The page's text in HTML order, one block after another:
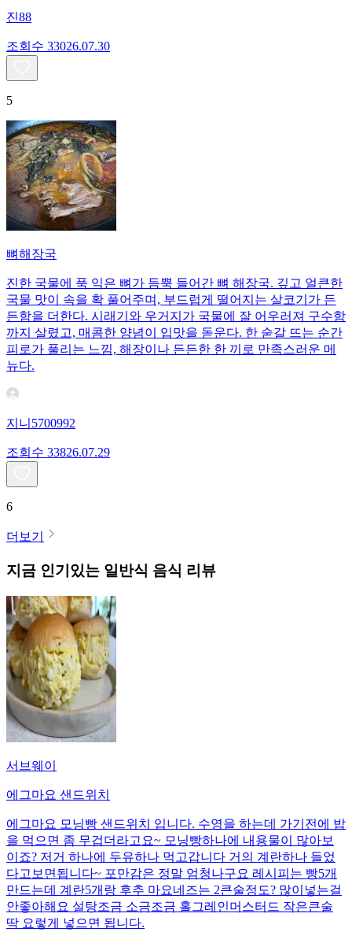
진88
조회수 33026.07.30
5
뼈해장국
진한 국물에 푹 익은 뼈가 듬뿍 들어간 뼈 해장국. 깊고 얼큰한
국물 맛이 속을 확 풀어주며, 부드럽게 떨어지는 살코기가 든
든함을 더한다. 시래기와 우거지가 국물에 잘 어우러져 구수함
까지 살렸고, 매콤한 양념이 입맛을 돋운다. 한 숟갈 뜨는 순간
피로가 풀리는 느낌, 해장이나 든든한 한 끼로 만족스러운 메
뉴다.
지니5700992
조회수 33826.07.29
6
더보기
지금 인기있는 일반식 음식 리뷰
서브웨이
에그마요 샌드위치
에그마요 모닝빵 샌드위치 입니다. 수영을 하는데 가기전에 밥
을 먹으면 좀 무겁더라고요~ 모닝빵하나에 내용물이 많아보
이죠? 저거 하나에 두유하나 먹고갑니다 거의 계란하나 들었
다고보면됩니다~ 포만감은 정말 엄청나구요 레시피는 빵5개
만드는데 계란5개랑 후추 마요네즈는 2큰술정도? 많이넣는걸
안좋아해요 설탕조금 소금조금 홀그레인머스터드 작은큰술
딱 요렇게 넣으면 됩니다.